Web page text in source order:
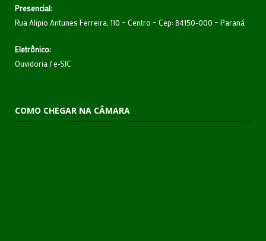
Presencial:
Rua Alipio Antunes Ferreira, 110 – Centro – Cep: 84150-000 – Paraná
Eletrônico:
Ouvidoria /e-SIC
COMO CHEGAR NA CÂMARA